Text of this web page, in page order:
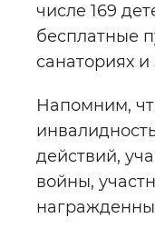
числе 169
бесплатные
санаториях
Напомним,
действий,
войны,